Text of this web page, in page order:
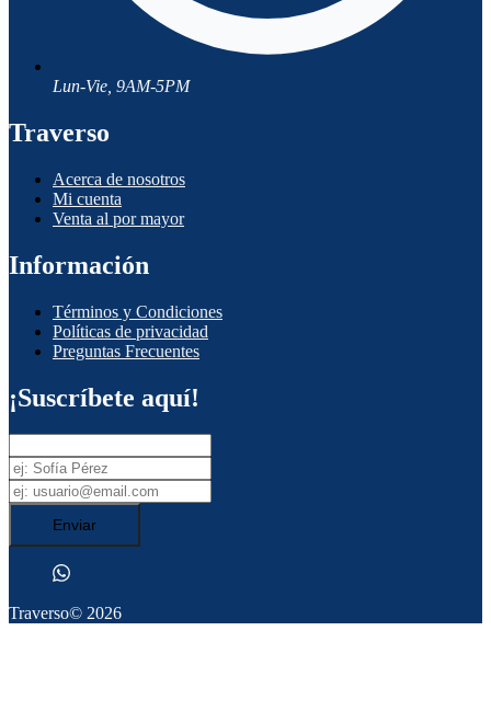
Lun-Vie, 9AM-5PM
Traverso
Acerca de nosotros
Mi cuenta
Venta al por mayor
Información
Términos y Condiciones
Políticas de privacidad
Preguntas Frecuentes
¡Suscríbete aquí!
Enviar
Traverso© 2026